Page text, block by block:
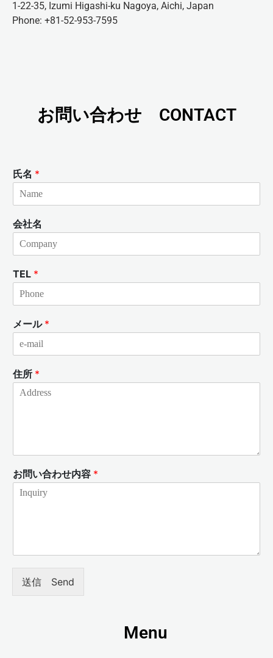
1-22-35, Izumi Higashi-ku Nagoya, Aichi, Japan
Phone: +81-52-953-7595
お問い合わせ CONTACT
氏名 *
会社名
TEL *
メール *
住所 *
お問い合わせ内容 *
送信 Send
Menu